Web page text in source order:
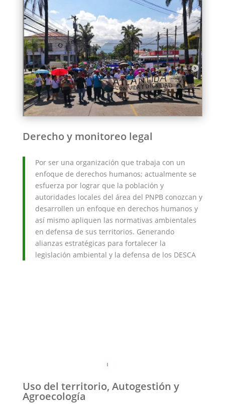
Derecho y monitoreo legal
Por ser una organización que trabaja con un
enfoque de derechos humanos; actualmente se
esfuerza por lograr que la población y
autoridades locales del área del PNPB conozcan y
desarrollen un enfoque en derechos humanos y
así mismo apliquen las normativas ambientales
en defensa de sus territorios. Generando
alianzas estratégicas para fortalecer la
legislación ambiental y la defensa de los DESCA
Uso del territorio, Autogestión y
Agroecología